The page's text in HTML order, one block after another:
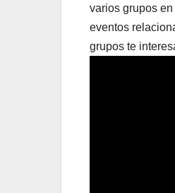
varios grupos
eventos
grupos te